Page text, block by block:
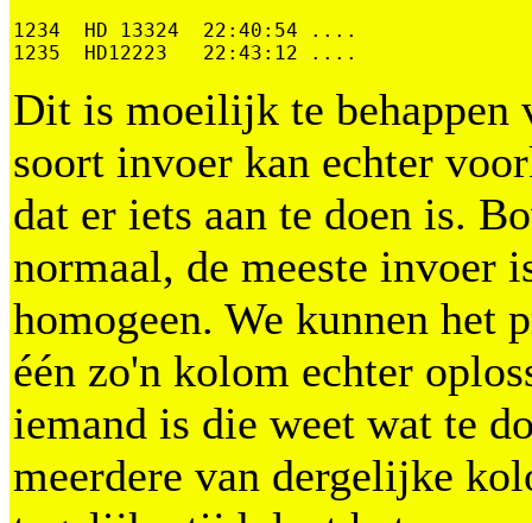
1234  HD 13324  22:40:54 ....
1235  HD12223   22:43:12 ....
Dit is moeilijk te behappen
soort invoer kan echter
dat er iets aan te doen is.
normaal, de meeste invoer
homogeen. We kunnen het
één zo'n kolom echter
iemand is die weet wat te
meerdere van dergelijke